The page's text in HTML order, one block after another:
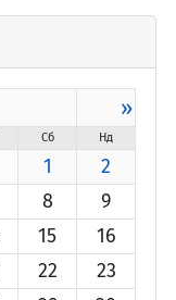
»
Сб Нд
1
2
8
9
15
16
22
23